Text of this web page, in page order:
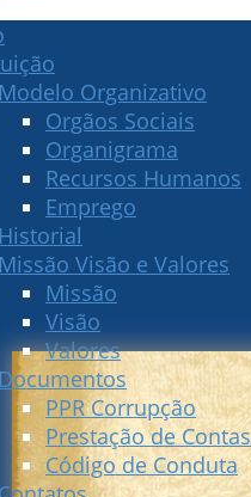
Modelo Organizativo
Orgãos Sociais
Organigrama
Recursos Humanos
Emprego
Historial
Missão Visão e Valores
Missão
Visão
Valores
Documentos
PPR Corrupção
Prestação de Contas
Código de Conduta